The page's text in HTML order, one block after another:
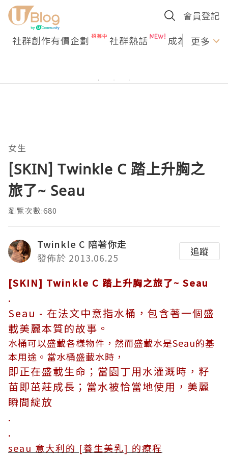
會員登記
社群創作有價企劃 社群熱話 成為U更多
女生
[SKIN] Twinkle C 踏上升胸之
旅了~ Seau
瀏覽次數:680
Twinkle C 陪著你走
發佈於 2013.06.25
追蹤
[SKIN] Twinkle C 踏上升胸之旅了~ Seau
.
Seau - 在法文中意指水桶，包含著一個盛
載美麗本質的故事。
水桶可以盛載各樣物件，然而盛載水是Seau的基
本用途。當水桶盛載水時，
即正在盛載生命；當園丁用水灌溉時，籽
苗即茁莊成長； 當水被恰當地使用，美麗
瞬間綻放
.
.
seau 意大利的 [養生美乳] 的療程